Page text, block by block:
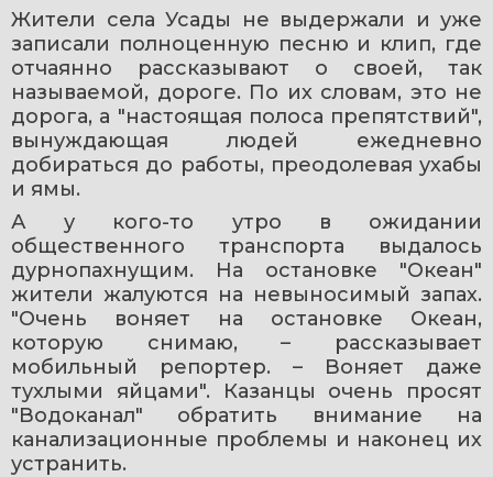
Жители села Усады не выдержали и уже
записали полноценную песню и клип, где
отчаянно рассказывают о своей, так
называемой, дороге. По их словам, это не
дорога, а "настоящая полоса препятствий",
вынуждающая людей ежедневно
добираться до работы, преодолевая ухабы
и ямы.
А у кого-то утро в ожидании
общественного транспорта выдалось
дурнопахнущим. На остановке "Океан"
жители жалуются на невыносимый запах.
"Очень воняет на остановке Океан,
которую снимаю, – рассказывает
мобильный репортер. – Воняет даже
тухлыми яйцами". Казанцы очень просят
"Водоканал" обратить внимание на
канализационные проблемы и наконец их
устранить.